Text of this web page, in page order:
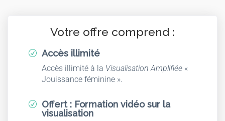
Votre offre comprend :
R Accès illimité
Accès illimité à la Visualisation Amplifiée «
Jouissance féminine ».
R
Offert : Formation vidéo sur la
visualisation